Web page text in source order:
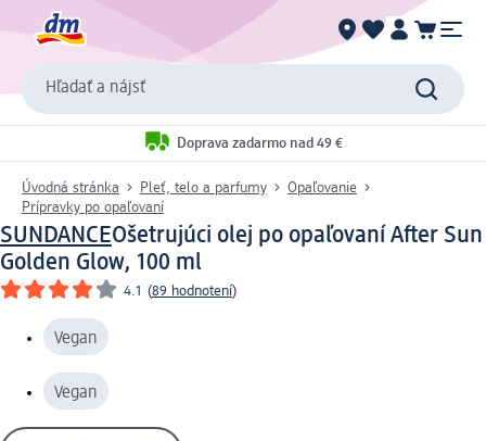
Hľadať a nájsť
Doprava zadarmo nad 49 €
Úvodná stránka Pleť, telo a parfumy
Opaľovanie
Prípravky po opaľovaní
SUNDANCEOšetrujúci olej po opaľovaní After Sun
Golden Glow, 100 ml
4.1 (89 hodnotení)
Vegan
Vegan